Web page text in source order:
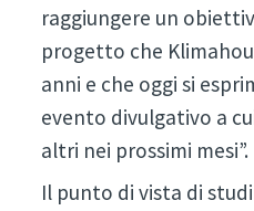
raggiungere un
progetto che
anni e che oggi si
evento divulgativo a
altri nei prossimi mesi”.
Il punto di vista di